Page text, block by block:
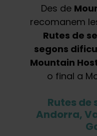
Des de
recomanem
Rutes de
segons
Mountain
o final a
Rutes de
Andorra,